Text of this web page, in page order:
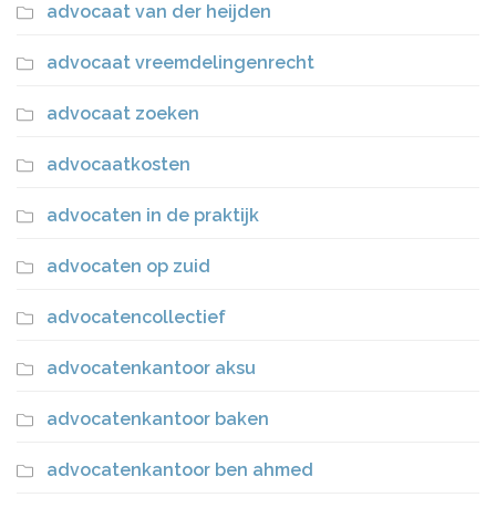
advocaat van der heijden
advocaat vreemdelingenrecht
advocaat zoeken
advocaatkosten
advocaten in de praktijk
advocaten op zuid
advocatencollectief
advocatenkantoor aksu
advocatenkantoor baken
advocatenkantoor ben ahmed